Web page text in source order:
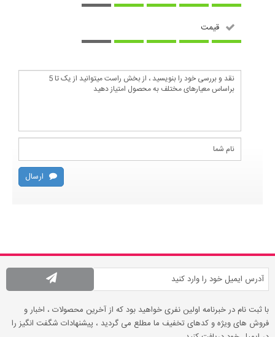
قیمت
ارسال
با ثبت نام در خبرنامه اولین نفری خواهید بود که از آخرین محصولات ، اخبار و
فروش های ویژه و کدهای تخفیف ما مطلع می گردید ، پیشنهادات شگفت انگیز را